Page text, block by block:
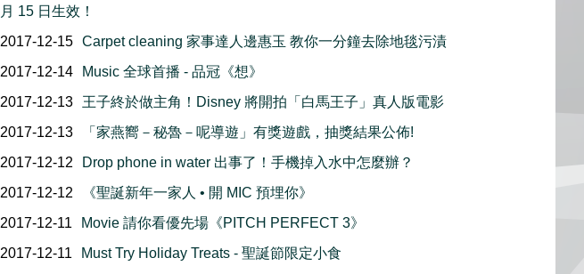
月 15 日生效！
2017-12-15
Carpet cleaning 家事達人邊惠玉 教你一分鐘去除地毯污漬
2017-12-14
Music 全球首播 - 品冠《想》
2017-12-13
王子終於做主角！Disney 將開拍「白馬王子」真人版電影
2017-12-13
「家燕嚮－秘魯－呢導遊」有獎遊戲，抽獎結果公佈!
2017-12-12
Drop phone in water 出事了！手機掉入水中怎麼辦？
2017-12-12
《聖誕新年一家人 • 開 MIC 預埋你》
2017-12-11
Movie 請你看優先場《PITCH PERFECT 3》
2017-12-11
Must Try Holiday Treats - 聖誕節限定小食